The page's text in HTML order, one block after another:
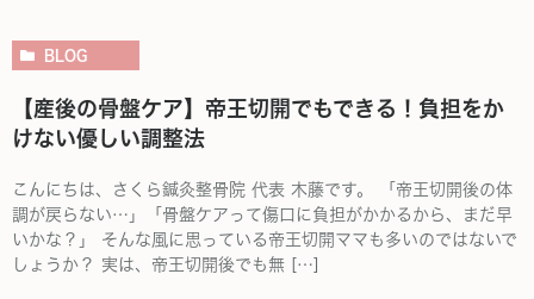
BLOG
【産後の骨盤ケア】帝王切開でもできる！負担をか
けない優しい調整法
こんにちは、さくら鍼灸整骨院 代表 木藤です。 「帝王切開後の体
調が戻らない…」「骨盤ケアって傷口に負担がかかるから、まだ早
いかな？」 そんな風に思っている帝王切開ママも多いのではないで
しょうか？ 実は、帝王切開後でも無 […]